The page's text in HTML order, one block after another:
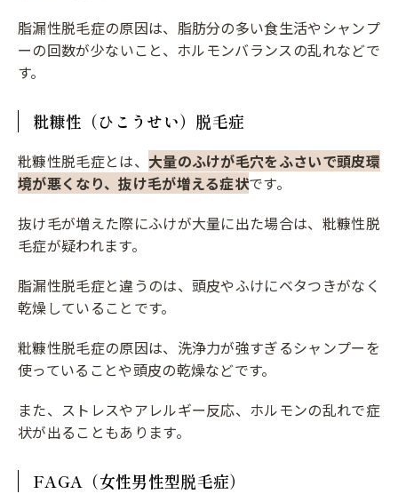
脂漏性脱毛症の原因は、脂肪分の多い食生活やシャンプ
ーの回数が少ないこと、ホルモンバランスの乱れなどで
す。
粃糠性（ひこうせい）脱毛症
粃糠性脱毛症とは、 大量のふけが毛穴をふさいで頭皮環
境が悪くなり、抜け毛が増える症状です。
抜け毛が増えた際にふけが大量に出た場合は、粃糠性脱
毛症が疑われます。
脂漏性脱毛症と違うのは、頭皮やふけにベタつきがなく
乾燥していることです。
粃糠性脱毛症の原因は、洗浄力が強すぎるシャンプーを
使っていることや頭皮の乾燥などです。
また、ストレスやアレルギー反応、ホルモンの乱れで症
状が出ることもあります。
FAGA（女性男性型脱毛症）